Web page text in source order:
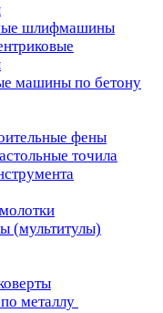
шлифмашины
машины по бетону
фены
точила
(мультитулы)
металлу